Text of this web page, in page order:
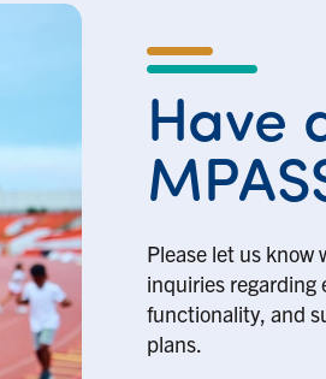
Have
Please let us know
inquiries regarding
functionality, and
plans.